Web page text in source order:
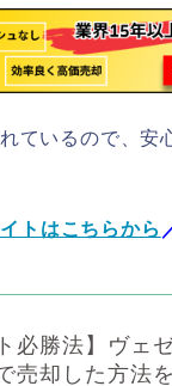
ているので、安
トはこちらから
必勝法】ヴェ
売却した方法